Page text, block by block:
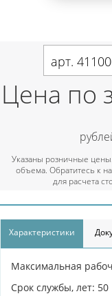
арт.
Цена по
Указаны розничные
объема. Обратитесь к
для расчета
Характеристики
Максимальная
Срок службы, лет: 50